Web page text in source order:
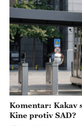
Komentar: Kakav
Kine protiv SAD?